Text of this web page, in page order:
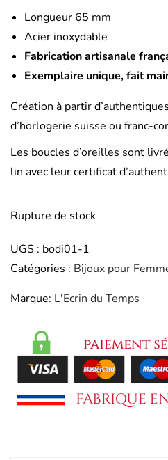
Longueur 65 mm
Acier inoxydable
Fabrication artisanale
Exemplaire unique, fait
Création à partir
d’horlogerie suisse ou franc-
Les boucles d’oreilles sont
lin avec leur certificat
Rupture de stock
UGS : bodi01-1
Catégories : Bijoux pour
Marque: L'Ecrin du Temps